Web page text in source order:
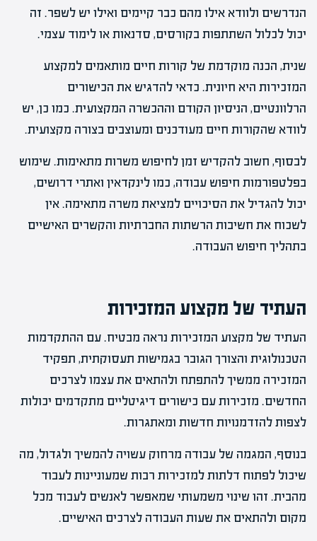
הנדרשים ולוודא אילו מהם כבר קיימים ואילו יש לשפר. זה
יכול לכלול השתתפות בקורסים, סדנאות או לימוד עצמי.
שנית, הכנה מוקדמת של קורות חיים מותאמים למקצוע
המזכירות היא חיונית. כדאי להדגיש את הכישורים
הרלוונטיים, הניסיון הקודם וההכשרה המקצועית. כמו כן, יש
לוודא שהקורות חיים מעודכנים ומעוצבים בצורה מקצועית.
לבסוף, חשוב להקדיש זמן לחיפוש משרות מתאימות. שימוש
בפלטפורמות חיפוש עבודה, כמו לינקדאין ואתרי דרושים,
יכול להגדיל את הסיכויים למציאת משרה מתאימה. אין
לשכוח את חשיבות הרשתות החברתיות והקשרים האישיים
בתהליך חיפוש העבודה.
העתיד של מקצוע המזכירות
העתיד של מקצוע המזכירות נראה מבטיח. עם ההתקדמות
הטכנולוגית והצורך הגובר בגמישות תעסוקתית, תפקיד
המזכירה ממשיך להתפתח ולהתאים את עצמו לצרכים
החדשים. מזכירות עם כישורים דיגיטליים מתקדמים יכולות
לצפות להזדמנויות חדשות ומאתגרות.
בנוסף, המגמה של עבודה מרחוק עשויה להמשיך ולגדול, מה
שיכול לפתוח דלתות למזכירות רבות שמעוניינות לעבוד
מהבית. זהו שינוי משמעותי שמאפשר לאנשים לעבוד מכל
מקום ולהתאים את שעות העבודה לצרכים האישיים.